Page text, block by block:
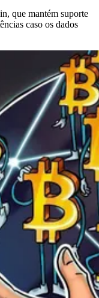
que mantém suporte
caso os dados